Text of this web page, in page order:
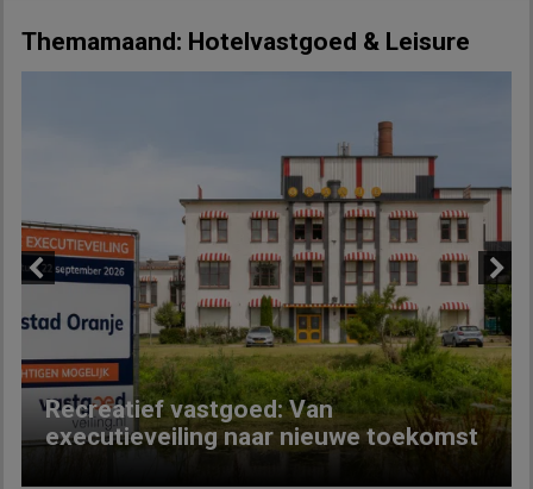
Themamaand: Hotelvastgoed & Leisure
Recreatief vastgoed: Van
executieveiling naar nieuwe toekomst
Next